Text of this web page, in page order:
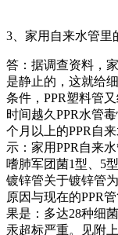
3、家用自来水管里
答：据调查资料，
是静止的，这就给
条件，PPR塑料管
时间越久PPR水管
个月以上的PPR自
示：家用PPR自来
嗜肺军团菌1型、5
镀锌管关于镀锌管
原因与现在的PPR
果是：多达28种细
汞超标严重。见附